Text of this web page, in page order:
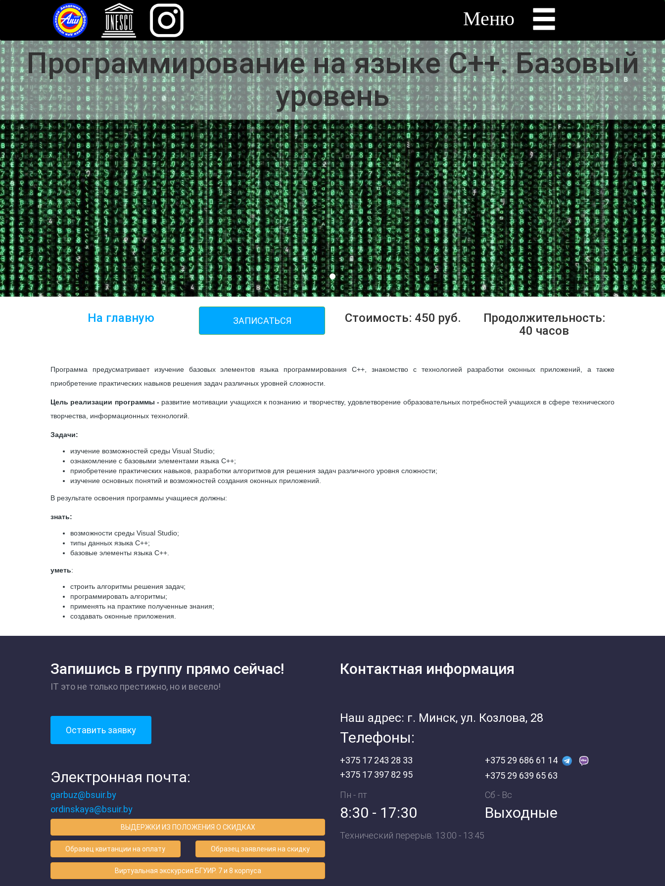
Меню
Программирование на языке C++. Базовый
уровень
Программирование на языке C++
На главную ЗАПИСАТЬСЯ Стоимость: 450 руб.
Продолжительность:
40 часов
Программа предусматривает изучение базовых элементов языка программирования С++, знакомство с технологией разработки оконных приложений, а также
приобретение практических навыков решения задач различных уровней сложности.
Цель реализации программы -развитие мотивации учащихся к познанию и творчеству, удовлетворение образовательных потребностей учащихся в сфере технического
творчества, информационных технологий.
Задачи:
изучение возможностей среды Visual Studio;
ознакомление с базовыми элементами языка С++;
приобретение практических навыков, разработки алгоритмов для решения задач различного уровня сложности;
изучение основных понятий и возможностей создания оконных приложений.
В результате освоения программы учащиеся должны:
знать:
возможности среды Visual Studio;
типы данных языка С++;
базовые элементы языка С++.
уметь:
строить алгоритмы решения задач;
программировать алгоритмы;
применять на практике полученные знания;
создавать оконные приложения.
Запишись в группу прямо сейчас!
IT это не только престижно, но и весело!
Оставить заявку
Электронная почта:
garbuz@bsuir.by
ordinskaya@bsuir.by
ВЫДЕРЖКИ ИЗ ПОЛОЖЕНИЯ О СКИДКАХ
Образец квитанции на оплату Образец заявления на скидку
Виртуальная экскурсия БГУИР. 7 и 8 корпуса
Контактная информация
Наш адрес: г. Минск, ул. Козлова, 28
Телефоны:
+375 17 243 28 33
+375 17 397 82 95
+375 29 686 61 14
+375 29 639 65 63
Пн - пт
8:30 - 17:30
Сб - Вс
Выходные
Технический перерыв: 13:00 - 13:45